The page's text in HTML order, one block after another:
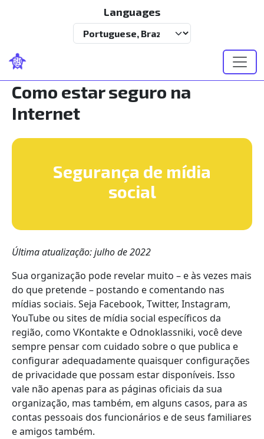
Pular para o conteúdo principal
Languages
Select your language
Como estar seguro na
Internet
Segurança de mídia
social
Última atualização: julho de 2022
Sua organização pode revelar muito – e às vezes mais
do que pretende – postando e comentando nas
mídias sociais. Seja Facebook, Twitter, Instagram,
YouTube ou sites de mídia social específicos da
região, como VKontakte e Odnoklassniki, você deve
sempre pensar com cuidado sobre o que publica e
configurar adequadamente quaisquer configurações
de privacidade que possam estar disponíveis. Isso
vale não apenas para as páginas oficiais da sua
organização, mas também, em alguns casos, para as
contas pessoais dos funcionários e de seus familiares
e amigos também.